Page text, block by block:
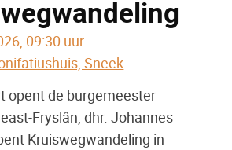
09:30 uur
Sneek
opent de burgemeester
Fryslân, dhr. Johannes
Kruiswegwandeling in